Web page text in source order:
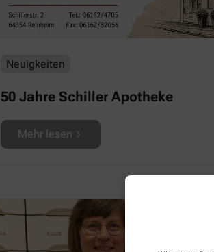
Neuigkeiten
50 Jahre Schiller Apotheke
Mehr lesen